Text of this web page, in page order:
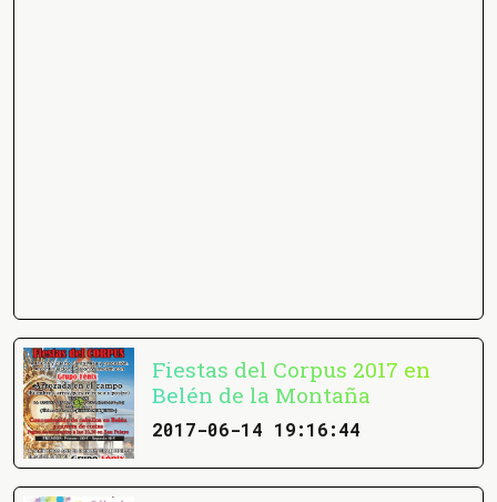
Fiestas del Corpus 2017 en
Belén de la Montaña
2017-06-14 19:16:44